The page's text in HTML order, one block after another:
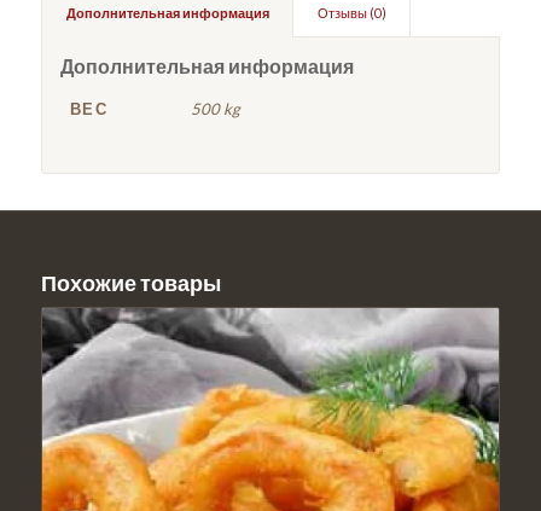
Дополнительная информация Отзывы (0)
Дополнительная информация
ВЕС 500 kg
Похожие товары